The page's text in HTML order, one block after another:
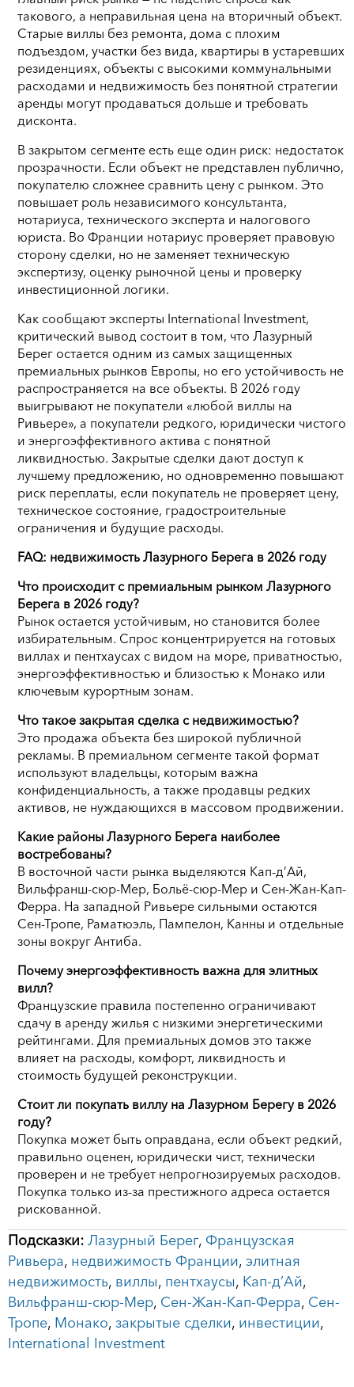
такового, а неправильная цена на вторичный объект.
Старые виллы без ремонта, дома с плохим
подъездом, участки без вида, квартиры в устаревших
резиденциях, объекты с высокими коммунальными
расходами и недвижимость без понятной стратегии
аренды могут продаваться дольше и требовать
дисконта.
В закрытом сегменте есть еще один риск: недостаток
прозрачности. Если объект не представлен публично,
покупателю сложнее сравнить цену с рынком. Это
повышает роль независимого консультанта,
нотариуса, технического эксперта и налогового
юриста. Во Франции нотариус проверяет правовую
сторону сделки, но не заменяет техническую
экспертизу, оценку рыночной цены и проверку
инвестиционной логики.
Как сообщают эксперты International Investment,
критический вывод состоит в том, что Лазурный
Берег остается одним из самых защищенных
премиальных рынков Европы, но его устойчивость не
распространяется на все объекты. В 2026 году
выигрывают не покупатели «любой виллы на
Ривьере», а покупатели редкого, юридически чистого
и энергоэффективного актива с понятной
ликвидностью. Закрытые сделки дают доступ к
лучшему предложению, но одновременно повышают
риск переплаты, если покупатель не проверяет цену,
техническое состояние, градостроительные
ограничения и будущие расходы.
FAQ: недвижимость Лазурного Берега в 2026 году
Что происходит с премиальным рынком Лазурного
Берега в 2026 году?
Рынок остается устойчивым, но становится более
избирательным. Спрос концентрируется на готовых
виллах и пентхаусах с видом на море, приватностью,
энергоэффективностью и близостью к Монако или
ключевым курортным зонам.
Что такое закрытая сделка с недвижимостью?
Это продажа объекта без широкой публичной
рекламы. В премиальном сегменте такой формат
используют владельцы, которым важна
конфиденциальность, а также продавцы редких
активов, не нуждающихся в массовом продвижении.
Какие районы Лазурного Берега наиболее
востребованы?
В восточной части рынка выделяются Кап-д’Ай,
Вильфранш-сюр-Мер, Больё-сюр-Мер и Сен-Жан-Кап-
Ферра. На западной Ривьере сильными остаются
Сен-Тропе, Раматюэль, Пампелон, Канны и отдельные
зоны вокруг Антиба.
Почему энергоэффективность важна для элитных
вилл?
Французские правила постепенно ограничивают
сдачу в аренду жилья с низкими энергетическими
рейтингами. Для премиальных домов это также
влияет на расходы, комфорт, ликвидность и
стоимость будущей реконструкции.
Стоит ли покупать виллу на Лазурном Берегу в 2026
году?
Покупка может быть оправдана, если объект редкий,
правильно оценен, юридически чист, технически
проверен и не требует непрогнозируемых расходов.
Покупка только из-за престижного адреса остается
рискованной.
Подсказки: Лазурный Берег, Французская
Ривьера, недвижимость Франции, элитная
недвижимость, виллы, пентхаусы, Кап-д’Ай,
Вильфранш-сюр-Мер, Сен-Жан-Кап-Ферра, Сен-
Тропе, Монако, закрытые сделки, инвестиции,
International Investment